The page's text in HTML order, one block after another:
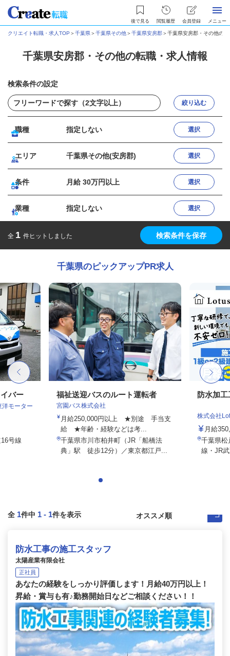
後で見る 閲覧履歴 会員登録 メニュー
クリエイト転職・求人TOP ＞千葉県＞千葉県その他＞千葉県安房郡＞千葉県安房郡・その他の
千葉県安房郡・その他の転職・求人情報
検索条件の設定
絞り込む
職種 指定しない 選択
エリア 千葉県その他(安房郡) 選択
条件 月給 30万円以上 選択
業種 指定しない 選択
全 1 件ヒットしました 検索条件を保存
千葉県のピックアップPR求人
バー
モーター
号線
福祉送迎バスのルート運転者
宮園バス株式会社
月給250,000円以上 ★別途 手当支
給 ★年齢・経験などは考...
千葉県市川市柏井町（JR「船橋法
典」駅 徒歩12分）／東京都江戸...
防水加
株式会社
月給
千葉県松
線・JR
全 1件中 1 - 1件を表示
防水工事の施工スタッフ
太陽産業有限会社
正社員
あなたの経験をしっかり評価します！月給40万円以上！
昇給・賞与も有♪勤務開始日などご相談ください！！